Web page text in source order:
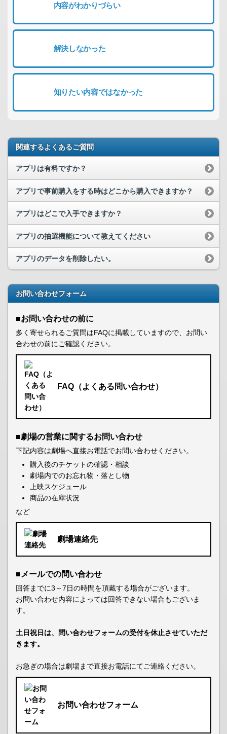
内容がわかりづらい
解決しなかった
知りたい内容ではなかった
関連するよくあるご質問
アプリは有料ですか？
アプリで事前購入をする時はどこから購入できますか？
アプリはどこで入手できますか？
アプリの抽選機能について教えてください
アプリのデータを削除したい。
お問い合わせフォーム
■お問い合わせの前に
多く寄せられるご質問はFAQに掲載していますので、お問い
合わせの前にご確認ください。
FAQ（よくある問い合わせ）
■劇場の営業に関するお問い合わせ
下記内容は劇場へ直接お電話でお問い合わせください。
購入後のチケットの確認・相談
劇場内でのお忘れ物・落とし物
上映スケジュール
商品の在庫状況
など
劇場連絡先
■メールでの問い合わせ
回答までに3～7日の時間を頂戴する場合がございます。
お問い合わせ内容によっては回答できない場合もございま
す。
土日祝日は、問い合わせフォームの受付を休止させていただ
きます。
お急ぎの場合は劇場まで直接お電話にてご連絡ください。
お問い合わせフォーム